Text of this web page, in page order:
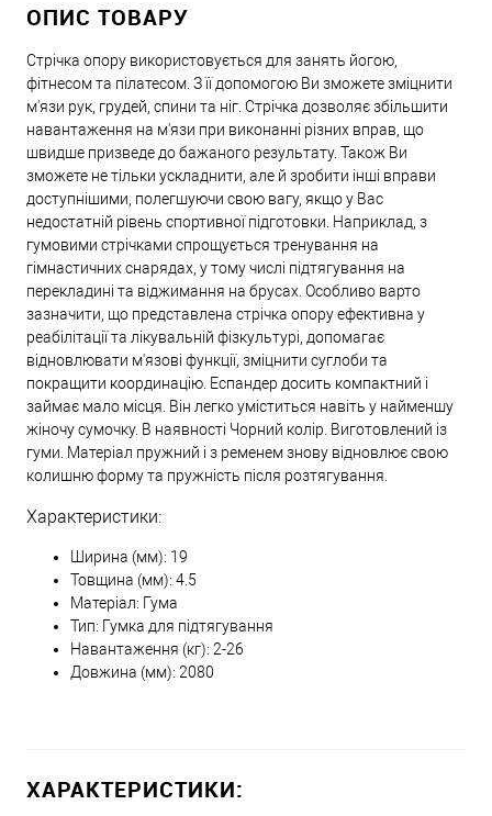
ОПИС ТОВАРУ
Стрічка опору використовується для занять йогою,
фітнесом та пілатесом. З її допомогою Ви зможете зміцнити
м'язи рук, грудей, спини та ніг. Стрічка дозволяє збільшити
навантаження на м'язи при виконанні різних вправ, що
швидше призведе до бажаного результату. Також Ви
зможете не тільки ускладнити, але й зробити інші вправи
доступнішими, полегшуючи свою вагу, якщо у Вас
недостатній рівень спортивної підготовки. Наприклад, з
гумовими стрічками спрощується тренування на
гімнастичних снарядах, у тому числі підтягування на
перекладині та віджимання на брусах. Особливо варто
зазначити, що представлена ​​стрічка опору ефективна у
реабілітації та лікувальній фізкультурі, допомагає
відновлювати м'язові функції, зміцнити суглоби та
покращити координацію. Еспандер досить компактний і
займає мало місця. Він легко уміститься навіть у найменшу
жіночу сумочку. В наявності Чорний колір. Виготовлений із
гуми. Матеріал пружний і з ременем знову відновлює свою
колишню форму та пружність після розтягування.
Характеристики:
Ширина (мм): 19
Товщина (мм): 4.5
Матеріал: Гума
Тип: Гумка для підтягування
Навантаження (кг): 2-26
Довжина (мм): 2080
ХАРАКТЕРИСТИКИ: